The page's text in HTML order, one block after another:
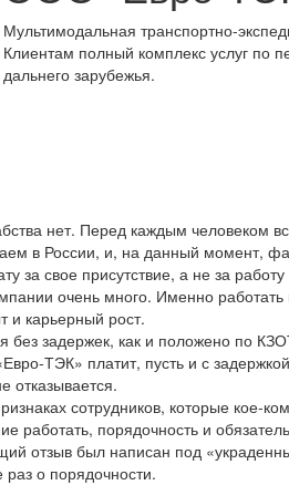
Мультимодальная транспортно-
Клиентам полный комплекс услуг по
дальнего зарубежья.
нет. Перед каждым человеком
в России, и, на данный момент,
за свое присутствие, а не за
очень много. Именно
и карьерный рост.
без задержек, как и положено по
ТЭК» платит, пусть и с
отказывается.
сотрудников, которые
работать, порядочность и
отзыв был написан под
о порядочности.